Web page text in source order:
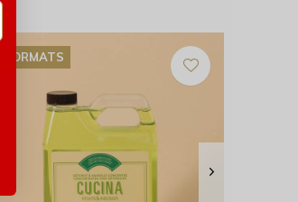
2 FORMATS